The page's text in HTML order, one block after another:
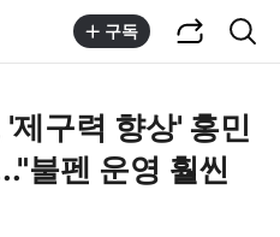
구독
제구력 향상' 홍민
불펜 운영 훨씬